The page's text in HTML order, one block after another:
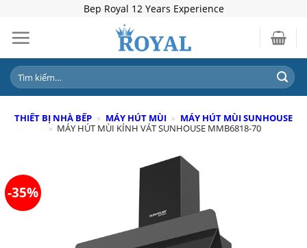
content
Bep Royal 12 Years Experience
Tìm
kiếm:
THIẾT BỊ NHÀ BẾP » MÁY HÚT MÙI » MÁY HÚT MÙI SUNHOUSE
» MÁY HÚT MÙI KÍNH VÁT SUNHOUSE MMB6818-70
-35%